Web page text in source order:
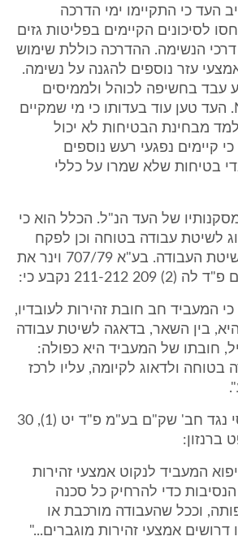
העד כי התקיימו ימי הדרכה
לסיכונים הקיימים בפליטות גזים
הנשימה. ההדרכה כוללת שימוש
עזר נוספים להגנה על נשימה.
עבד בחשיפה לכוהל ולממיסים
אנזימיים, גזי N.O.X. העד טען עוד בעדותו כי מי שמקיים
מבחינת הבטיחות לא יכול
קיימים נפגעי רעש נוספים
בטיחות שלא שמרו על כללי
של העד הנ"ל. הכלל הוא כי
לשיטת עבודה בטוחה וכן לפקח
ולוודא ביצועה של שיטת העבודה. בע"א 707/79 וינר את
211-212 נקבע כי:
המעביד חב חובת זהירות לעובדיו,
בין השאר, בדאגה לשיטת עבודה
חובתו של המעביד היא כפולה:
בטוחה ולדאוג לקיומה, עליו לרכז
בע"א 250/64 לוגסי נגד חב' שק"ם בע"מ פ"ד יט (1), 30
ברנזון:
המעביד לנקוט אמצעי זהירות
כדי להרחיק כל סכנה
וככל שהעבודה מורכבת או
דרושים אמצעי זהירות מוגברים..."